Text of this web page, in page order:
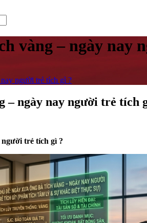
vàng – ngày nay
người trẻ tích gì ?
– ngày nay người trẻ tích
trẻ tích gì ?